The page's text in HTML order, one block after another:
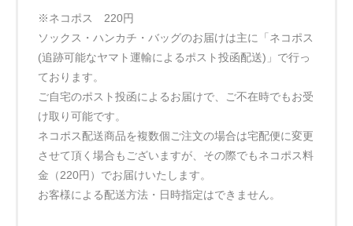
※ネコポス 220円
ソックス・ハンカチ・バッグのお届けは主に「ネコポス
(追跡可能なヤマト運輸によるポスト投函配送)」で行っ
ております。
ご自宅のポスト投函によるお届けで、ご不在時でもお受
け取り可能です。
ネコポス配送商品を複数個ご注文の場合は宅配便に変更
させて頂く場合もございますが、その際でもネコポス料
金（220円）でお届けいたします。
お客様による配送方法・日時指定はできません。